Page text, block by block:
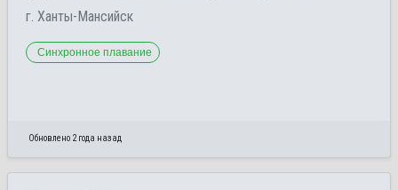
г. Ханты-Мансийск
Синхронное плавание
Обновлено 2 года назад